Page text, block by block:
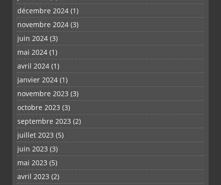
PLUS
décembre 2024 (1)
novembre 2024 (3)
juin 2024 (3)
mai 2024 (1)
avril 2024 (1)
janvier 2024 (1)
novembre 2023 (3)
octobre 2023 (3)
septembre 2023 (2)
juillet 2023 (5)
juin 2023 (3)
mai 2023 (5)
avril 2023 (2)